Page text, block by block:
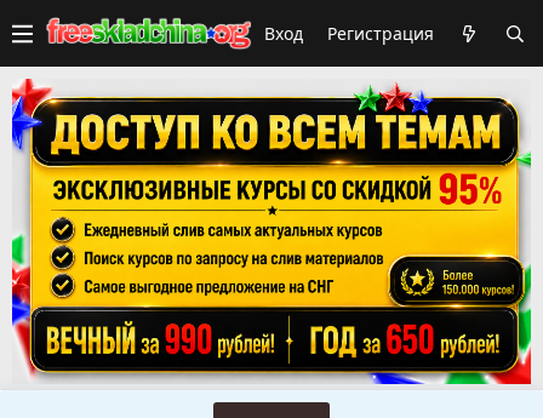
Вход Регистрация